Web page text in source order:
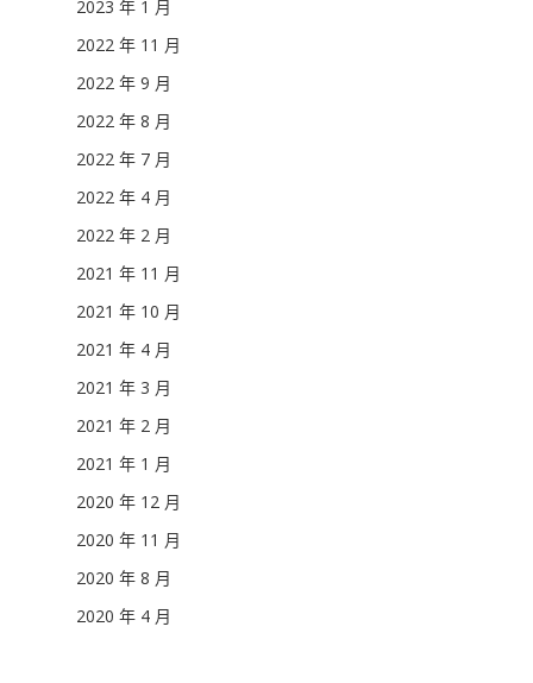
2023 年 1 月
2022 年 11 月
2022 年 9 月
2022 年 8 月
2022 年 7 月
2022 年 4 月
2022 年 2 月
2021 年 11 月
2021 年 10 月
2021 年 4 月
2021 年 3 月
2021 年 2 月
2021 年 1 月
2020 年 12 月
2020 年 11 月
2020 年 8 月
2020 年 4 月